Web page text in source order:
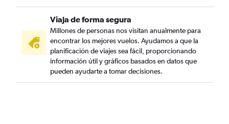
Viaja de forma segura
Millones de personas nos visitan anualmente para
encontrar los mejores vuelos. Ayudamos a que la
planificación de viajes sea fácil, proporcionando
información útil y gráficos basados en datos que
pueden ayudarte a tomar decisiones.